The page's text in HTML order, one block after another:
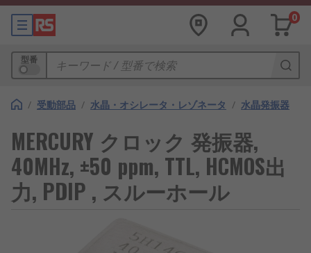
0
型番
/ 受動部品 / 水晶・オシレータ・レゾネータ / 水晶発振器
MERCURY クロック 発振器,
40MHz, ±50 ppm, TTL, HCMOS出
力, PDIP , スルーホール